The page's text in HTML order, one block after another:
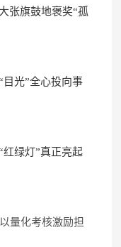
张旗鼓地褒奖“孤
目光”全心投向事
红绿灯”真正亮起
量化考核激励担